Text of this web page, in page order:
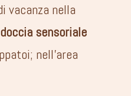
vacanza nella
doccia sensoriale
nell’area